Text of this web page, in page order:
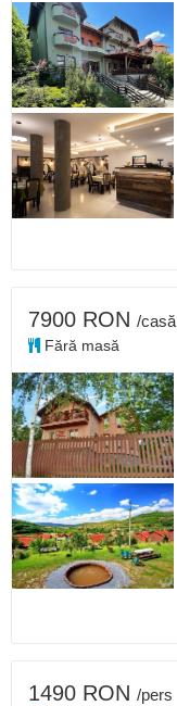
7900 RON /casă
Fără masă
1490 RON /pers